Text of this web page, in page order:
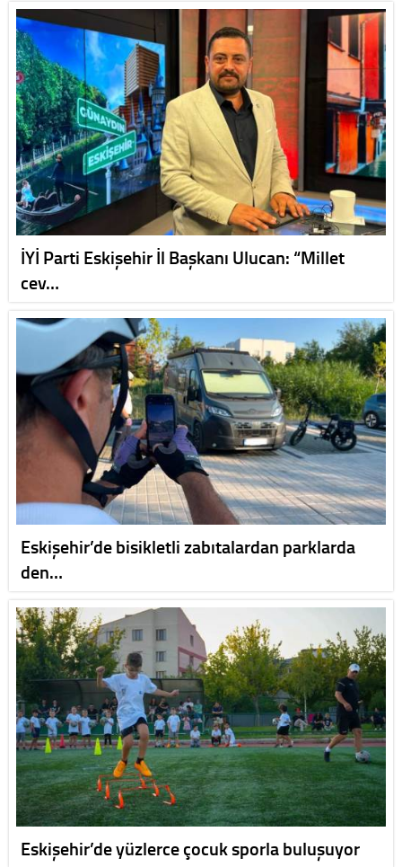
İYİ Parti Eskişehir İl Başkanı Ulucan: “Millet
cev…
Eskişehir’de bisikletli zabıtalardan parklarda
den…
Eskişehir’de yüzlerce çocuk sporla buluşuyor